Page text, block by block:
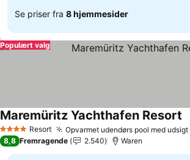
Se priser fra 8 hjemmesider
Populært valg
4 StjernerResort Opvarmet udendørs pool med udsigt
Maremüritz Yachthafen Resort
8,8 Fremragende 2.540 Waren